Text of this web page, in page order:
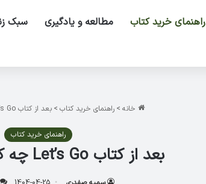
راهنمای خرید کتاب مطالعه و یادگیری سبک
خانه > راهنمای خرید کتاب > بعد از کتاب ‏Let’s Go‏ چه کتابی بخوانیم؟
راهنمای خرید کتاب
بعد از کتاب ‏Let’s Go‏ چه کتابی بخوانیم؟